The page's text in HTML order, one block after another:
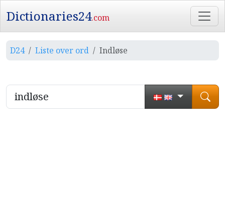
Dictionaries24.com
D24 Liste over ord Indløse